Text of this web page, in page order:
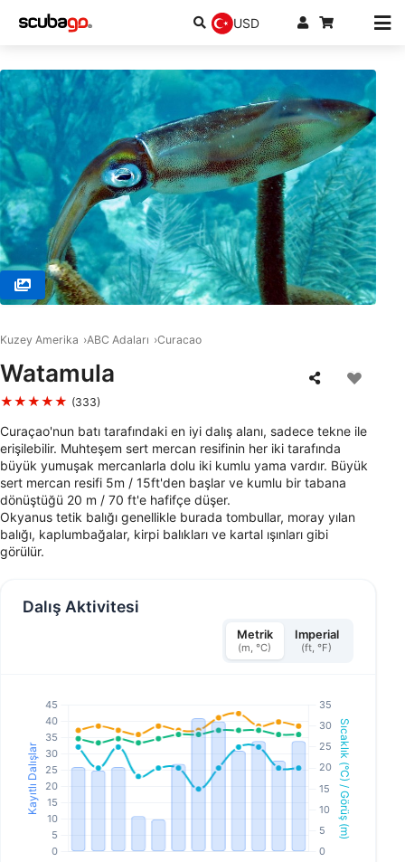
USD
Kuzey Amerika ABC Adaları Curacao
Watamula
★★★★★ (333)
Curaçao'nun batı tarafındaki en iyi dalış alanı, sadece tekne ile
erişilebilir. Muhteşem sert mercan resifinin her iki tarafında
büyük yumuşak mercanlarla dolu iki kumlu yama vardır. Büyük
sert mercan resifi 5m / 15ft'den başlar ve kumlu bir tabana
dönüştüğü 20 m / 70 ft'e hafifçe düşer.
Okyanus tetik balığı genellikle burada tombullar, moray yılan
balığı, kaplumbağalar, kirpi balıkları ve kartal ışınları gibi
görülür.
Dalış Aktivitesi
Metrik
(m, °C)
Imperial
(ft, °F)